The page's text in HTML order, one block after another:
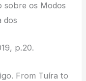
sobre os Modos
dos
p.20.
From Tuíra to